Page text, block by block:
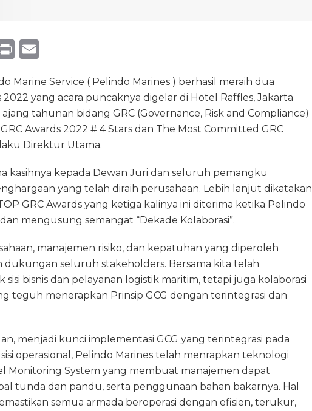
P
n
t
ai
l
Marine Service ( Pelindo Marines ) berhasil meraih dua
yang acara puncaknya digelar di Hotel Raffles, Jakarta
tahunan bidang GRC (Governance, Risk and Compliance)
Awards 2022 # 4 Stars dan The Most Committed GRC
Direktur Utama.
kasihnya kepada Dewan Juri dan seluruh pemangku
yang telah diraih perusahaan. Lebih lanjut dikatakan
GRC Awards yang ketiga kalinya ini diterima ketika Pelindo
mengusung semangat “Dekade Kolaborasi”.
manajemen risiko, dan kepatuhan yang diperoleh
dukungan seluruh stakeholders. Bersama kita telah
bisnis dan pelayanan logistik maritim, tetapi juga kolaborasi
teguh menerapkan Prinsip GCG dengan terintegrasi dan
menjadi kunci implementasi GCG yang terintegrasi pada
operasional, Pelindo Marines telah menrapkan teknologi
Monitoring System yang membuat manajemen dapat
tunda dan pandu, serta penggunaan bahan bakarnya. Hal
semua armada beroperasi dengan efisien, terukur,